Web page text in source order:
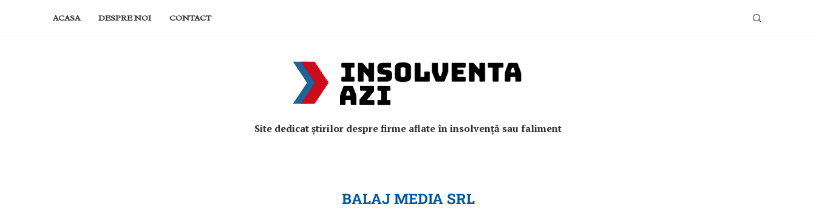
ACASA DESPRE NOI CONTACT
Site dedicat știrilor despre firme aflate în insolvență sau faliment
BALAJ MEDIA SRL